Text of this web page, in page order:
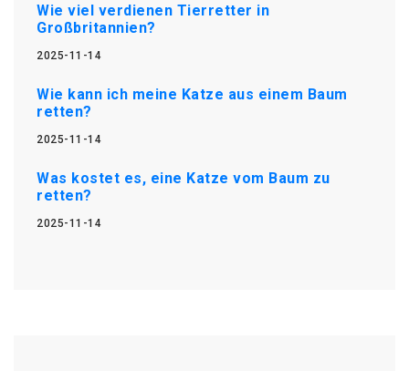
Wie viel verdienen Tierretter in
Großbritannien?
2025-11-14
Wie kann ich meine Katze aus einem Baum
retten?
2025-11-14
Was kostet es, eine Katze vom Baum zu
retten?
2025-11-14